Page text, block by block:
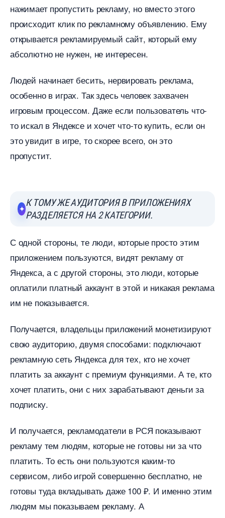
нажимает пропустить рекламу, но вместо этого
происходит клик по рекламному объявлению. Ему
открывается рекламируемый сайт, который ему
абсолютно не нужен, не интересен.
Людей начинает бесить, нервировать реклама,
особенно в играх. Так здесь человек захвачен
игровым процессом. Даже если пользователь что-
то искал в Яндексе и хочет что-то купить, если он
это увидит в игре, то скорее всего, он это
пропустит.
К ТОМУ ЖЕ АУДИТОРИЯ В ПРИЛОЖЕНИЯХ
РАЗДЕЛЯЕТСЯ НА 2 КАТЕГОРИИ.
С одной стороны, те люди, которые просто этим
приложением пользуются, видят рекламу от
Яндекса, а с другой стороны, это люди, которые
оплатили платный аккаунт в этой и никакая реклама
им не показывается.
Получается, владельцы приложений монетизируют
свою аудиторию, двумя способами: подключают
рекламную сеть Яндекса для тех, кто не хочет
платить за аккаунт с премиум функциями. А те, кто
хочет платить, они с них зарабатывают деньги за
подписку.
И получается, рекламодатели в РСЯ показывают
рекламу тем людям, которые не готовы ни за что
платить. То есть они пользуются каким-то
сервисом, либо игрой совершенно бесплатно, не
отовы туда вкладывать даже 100 ₽. И именно этим
людям мы показываем рекламу. А